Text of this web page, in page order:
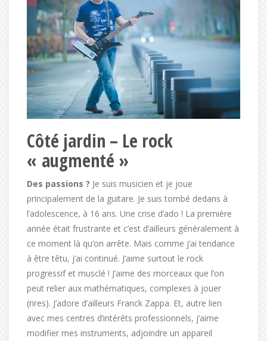
Côté jardin – Le rock
« augmenté »
Des passions ? Je suis musicien et je joue
principalement de la guitare. Je suis tombé dedans à
l’adolescence, à 16 ans. Une crise d’ado ! La première
année était frustrante et c’est d’ailleurs généralement à
ce moment là qu’on arrête. Mais comme j’ai tendance
à être têtu, j’ai continué. J’aime surtout le rock
progressif et musclé ! J’aime des morceaux que l’on
peut relier aux mathématiques, complexes à jouer
(rires). J’adore d’ailleurs Franck Zappa. Et, autre lien
avec mes centres d’intérêts professionnels, j’aime
modifier mes instruments, adjoindre un appareil